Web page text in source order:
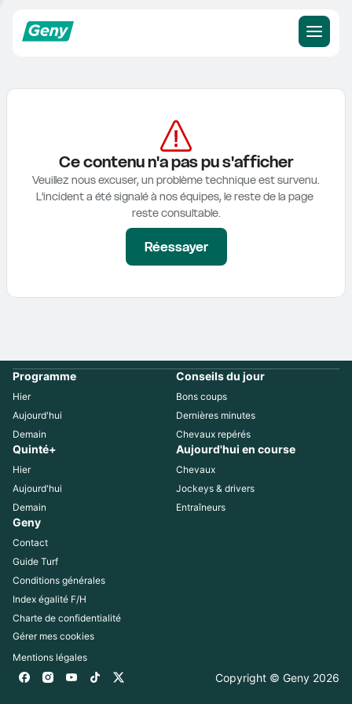
Ce contenu n'a pas pu s'afficher
Veuillez nous excuser, un problème technique est survenu.
L'incident a été signalé à nos équipes, le reste de la page
reste consultable.
Réessayer
Programme
Hier
Aujourd'hui
Demain
Conseils du jour
Bons coups
Dernières minutes
Chevaux repérés
Quinté+
Hier
Aujourd'hui
Demain
Aujourd'hui en course
Chevaux
Jockeys & drivers
Entraîneurs
Geny
Contact
Guide Turf
Conditions générales
Index égalité F/H
Charte de confidentialité
Gérer mes cookies
Mentions légales
Copyright © Geny 2026